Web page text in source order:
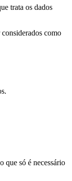
trata os dados
como
que só é necessário